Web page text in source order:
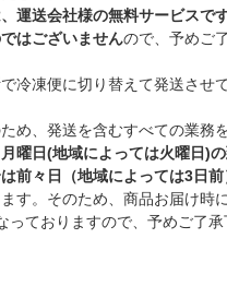
運送会社様の無料サービスで
はございませんので、予めご
冷凍便に切り替えて発送させ
め、発送を含むすべての業務
月曜日(地域によっては火曜日)
前々日（地域によっては3日
す。そのため、商品お届け時
っておりますので、予めご了承